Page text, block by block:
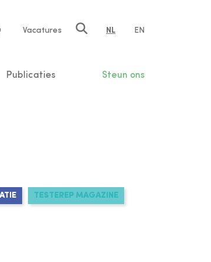
Vacatures NL EN
Publicaties Steun ons
TESTEREP MAGAZINE